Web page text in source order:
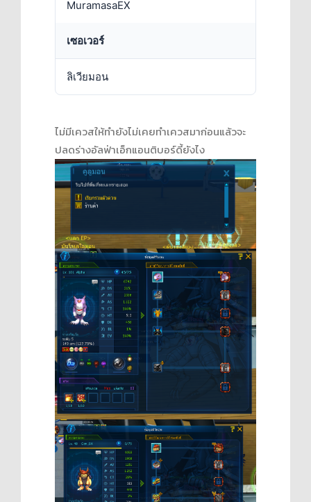
MuramasaEX
เซอเวอร์
ลิเวียมอน
ไม่มีเควสให้ทำยังไม่เคยทำเควสมาก่อนแล้วจะ
ปลดร่างอัลฟ่าเอ็กแอนติบอร์ดี้ยังไง